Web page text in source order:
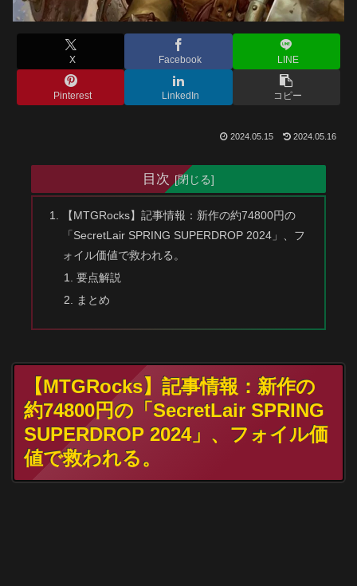
X Facebook LINE
Pinterest LinkedIn コピー
2024.05.15 2024.05.16
目次
【MTGRocks】記事情報：新作の約74800円の
「SecretLair SPRING SUPERDROP 2024」、フ
ォイル価値で救われる。
要点解説
まとめ
【MTGRocks】記事情報：新作の
約74800円の「SecretLair SPRING
SUPERDROP 2024」、フォイル価
値で救われる。